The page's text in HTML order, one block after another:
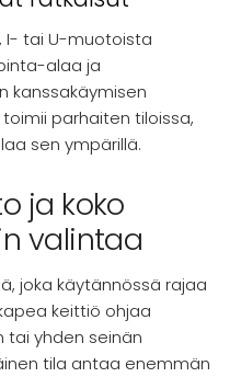
I- tai U-muotoista
alaa ja
kanssakäymisen
parhaiten tiloissa,
sen ympärillä.
ja koko
valintaa
joka käytännössä rajaa
keittiö ohjaa
yhden seinän
tila antaa enemmän